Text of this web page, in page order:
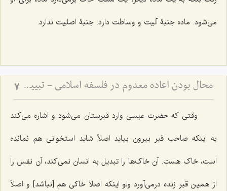
می‌شود. ماده جنبۀ آلیت و وساطت دارد. جنبۀ اصلیت ندارد.
محال بودن اعاده معدوم در فلسفه اسلامی - تبیین نسبت میان هویت، وجود و عدم در بازگشت اشیاء 7
وقتی که حضرت عیسی وارد قبرستان می‌شود و اشاره می‌کند
به اینکه صاحب قبر بیرون بیاید اصلاً شاید استخوانی هم نمانده
است، خاک هست. آن خاک‌ها را تبدیل به انسان نمی‌کند، آن نفس را
از همین قبر زنده درمی‌آورد ولو اینکه اصلاً خاکی هم [نباشد] و اصلاً